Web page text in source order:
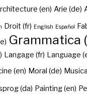
(en) Arie (de)
Droit (fr) English Español
Grammatica
Langage (fr) Language
(en) Moral (de)
(da) Painting (en)